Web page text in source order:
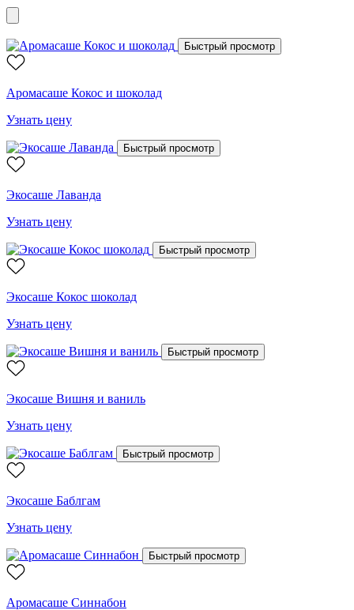
Быстрый просмотр
Аромасаше Кокос и шоколад
Узнать цену
Быстрый просмотр
Экосаше Лаванда
Узнать цену
Быстрый просмотр
Экосаше Кокос шоколад
Узнать цену
Быстрый просмотр
Экосаше Вишня и ваниль
Узнать цену
Быстрый просмотр
Экосаше Баблгам
Узнать цену
Быстрый просмотр
Аромасаше Синнабон